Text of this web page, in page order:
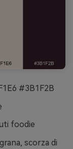
#3B1F2B
foodie
scorza di